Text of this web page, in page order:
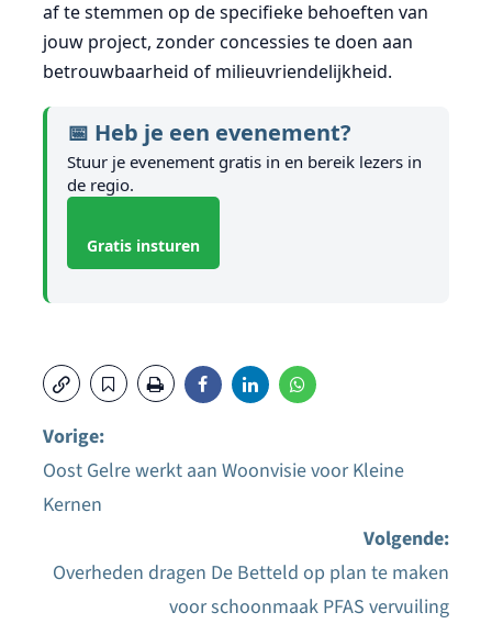
af te stemmen op de specifieke behoeften van
jouw project, zonder concessies te doen aan
betrouwbaarheid of milieuvriendelijkheid.
📅 Heb je een evenement?
Stuur je evenement gratis in en bereik lezers in
de regio.
Gratis insturen
Bericht
Vorige:
Oost Gelre werkt aan Woonvisie voor Kleine
Kernen
Volgende:
Overheden dragen De Betteld op plan te maken
voor schoonmaak PFAS vervuiling